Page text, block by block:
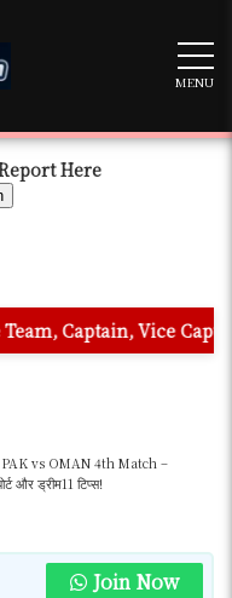
MENU
Here
Vice Captain & Must
vs OMAN 4th Match –
और ड्रीम11 टिप्स!
Join Now